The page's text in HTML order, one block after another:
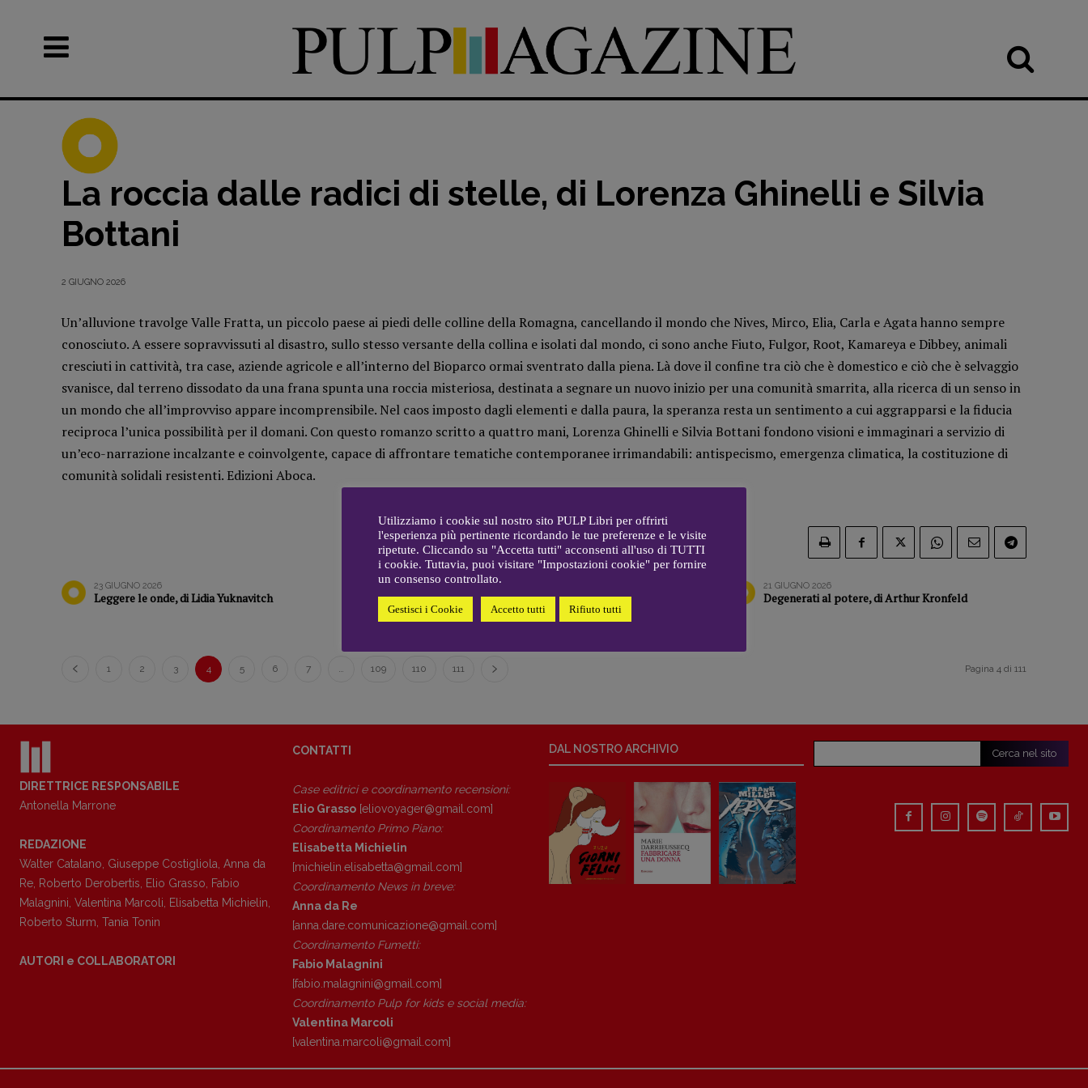
Primo Piano
RUBRICHE
Archeologie del
Fumetti
Libro & Film
Pulp for kids
Opera prima
Editoria
Intelligenza
Artificiale
Maestri sommersi
Pasolini 1922-2022
Psichedelia
Scienza
Stranimondi
Tornare a Ballard
Valerio Evangelisti
REDAZIONE
Giuseppe
Costigliola,Anna da Re,
Roberto Derobertis,Elio
Grasso, Fabio Malagnini,
Valentina Marcoli,Elisabetta
Michielin Nicole Spallina
recensioni:
Elio Grasso
[eliovoyager@gmail.com]
Coordinamento Primo Piano
[michielin.elisabetta@gmail.com]
[anna.dare.comunicazione@gmail.
Valentina Marcoli
[valentina.marcoli@gmail.com]
Copyright © 2018 – 2023 Pulp Magazine – Associazione Pulp Magazine – registrazione Tribunale Milano n° 5864/2023 – cod. fis. 97943720157 –
La roccia dalle radici di stelle, di Lorenza Ghinelli e Silvia
Bottani
2 GIUGNO 2026
Un’alluvione travolge Valle Fratta, un piccolo paese ai piedi delle colline della Romagna, cancellando il mondo che Nives, Mirco, Elia, Carla e Agata hanno sempre
conosciuto. A essere sopravvissuti al disastro, sullo stesso versante della collina e isolati dal mondo, ci sono anche Fiuto, Fulgor, Root, Kamareya e Dibbey, animali
cresciuti in cattività, tra case, aziende agricole e all’interno del Bioparco ormai sventrato dalla piena. Là dove il confine tra ciò che è domestico e ciò che è selvaggio
svanisce, dal terreno dissodato da una frana spunta una roccia misteriosa, destinata a segnare un nuovo inizio per una comunità smarrita, alla ricerca di un senso in
un mondo che all’improvviso appare incomprensibile. Nel caos imposto dagli elementi e dalla paura, la speranza resta un sentimento a cui aggrapparsi e la fiducia
reciproca l’unica possibilità per il domani. Con questo romanzo scritto a quattro mani, Lorenza Ghinelli e Silvia Bottani fondono visioni e immaginari a servizio di
un’eco-narrazione incalzante e coinvolgente, capace di affrontare tematiche contemporanee irrimandabili: antispecismo, emergenza climatica, la costituzione di
comunità solidali resistenti. Edizioni Aboca.
23 GIUGNO 2026
Leggere le onde, di Lidia Yuknavitch
22 GIUGNO 2026
La piazza del Diamante, di Mercè Rodoreda
21 GIUGNO 2026
Degenerati al potere, di Arthur Kronfeld
1 2 3 4 5 6 7 … 109 110 111 Pagina 4 di 111
DIRETTRICE RESPONSABILE
Antonella Marrone
REDAZIONE
Walter Catalano Giuseppe Costigliola Anna da
Re Roberto Derobertis Elio Grasso
Fabio
Malagnini Valentina Marcoli Elisabetta Michielin
Roberto Sturm Tania Tonin
AUTORI e COLLABORATORI
CONTATTI
Case editrici e coordinamento recensioni:
Elio Grasso [eliovoyager@gmail.com]
Coordinamento Primo Piano:
Elisabetta Michielin
[michielin.elisabetta@gmail.com]
Coordinamento News in breve:
Anna da Re
[anna.dare.comunicazione@gmail. com]
Coordinamento Fumetti:
Fabio Malagnini
[fabio.malagnini@gmail. com]
Coordinamento Pulp for kids e social media:
Valentina Marcoli
[valentina.marcoli@gmail. com]
DAL NOSTRO ARCHIVIO Cerca nel sito
Utilizziamo i cookie sul nostro sito PULP Libri per offrirti
l'esperienza più pertinente ricordando le tue preferenze e le visite
ripetute. Cliccando su "Accetta tutti" acconsenti all'uso di TUTTI
i cookie. Tuttavia, puoi visitare "Impostazioni cookie" per fornire
un consenso controllato.
Gestisci i Cookie Accetto tutti Rifiuto tutti